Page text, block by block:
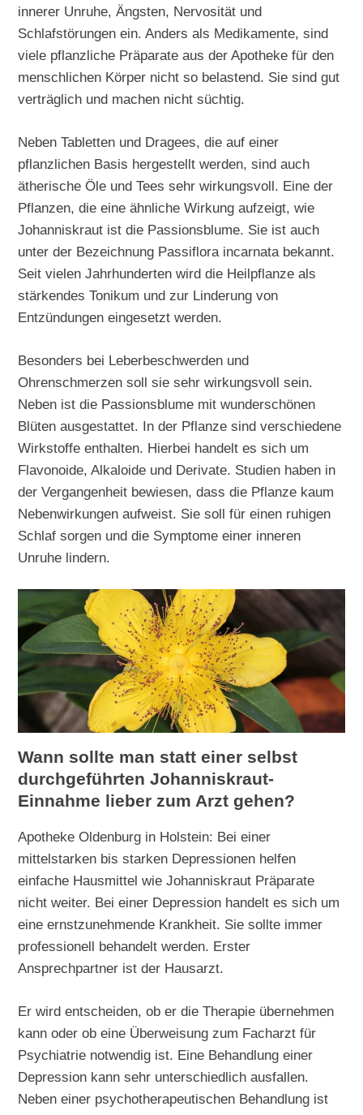
innerer Unruhe, Ängsten, Nervosität und
Schlafstörungen ein. Anders als Medikamente, sind
viele pflanzliche Präparate aus der Apotheke für den
menschlichen Körper nicht so belastend. Sie sind gut
verträglich und machen nicht süchtig.
Neben Tabletten und Dragees, die auf einer
pflanzlichen Basis hergestellt werden, sind auch
ätherische Öle und Tees sehr wirkungsvoll. Eine der
Pflanzen, die eine ähnliche Wirkung aufzeigt, wie
Johanniskraut ist die Passionsblume. Sie ist auch
unter der Bezeichnung Passiflora incarnata bekannt.
Seit vielen Jahrhunderten wird die Heilpflanze als
stärkendes Tonikum und zur Linderung von
Entzündungen eingesetzt werden.
Besonders bei Leberbeschwerden und
Ohrenschmerzen soll sie sehr wirkungsvoll sein.
Neben ist die Passionsblume mit wunderschönen
Blüten ausgestattet. In der Pflanze sind verschiedene
Wirkstoffe enthalten. Hierbei handelt es sich um
Flavonoide, Alkaloide und Derivate. Studien haben in
der Vergangenheit bewiesen, dass die Pflanze kaum
Nebenwirkungen aufweist. Sie soll für einen ruhigen
Schlaf sorgen und die Symptome einer inneren
Unruhe lindern.
Wann sollte man statt einer selbst
durchgeführten Johanniskraut-
Einnahme lieber zum Arzt gehen?
Apotheke Oldenburg in Holstein: Bei einer
mittelstarken bis starken Depressionen helfen
einfache Hausmittel wie Johanniskraut Präparate
nicht weiter. Bei einer Depression handelt es sich um
eine ernstzunehmende Krankheit. Sie sollte immer
professionell behandelt werden. Erster
Ansprechpartner ist der Hausarzt.
Er wird entscheiden, ob er die Therapie übernehmen
kann oder ob eine Überweisung zum Facharzt für
Psychiatrie notwendig ist. Eine Behandlung einer
Depression kann sehr unterschiedlich ausfallen.
Neben einer psychotherapeutischen Behandlung ist